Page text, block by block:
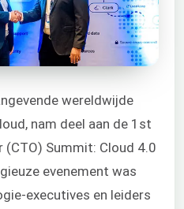
wereldwijde
nam deel aan de 1st
Summit: Cloud 4.0
evenement was
executives en leiders